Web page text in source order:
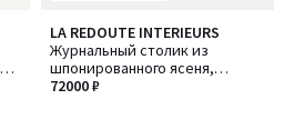
LA REDOUTE INTERIEURS
Журнальный столик из
шпонированного ясеня,
Theonie / Теоние
72000 ₽
4
/
5